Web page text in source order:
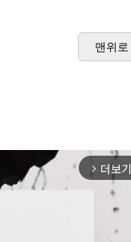
맨위로
arrow_forward_ios 더보기